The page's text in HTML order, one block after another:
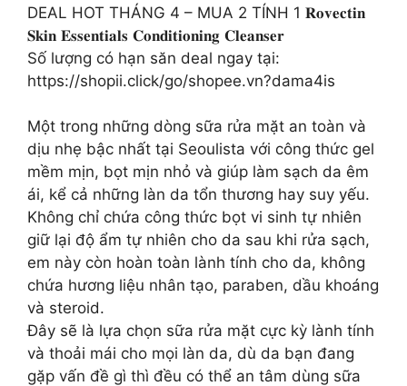
DEAL HOT THÁNG 4 – MUA 2 TÍNH 1 𝐑𝐨𝐯𝐞𝐜𝐭𝐢𝐧
𝐒𝐤𝐢𝐧 𝐄𝐬𝐬𝐞𝐧𝐭𝐢𝐚𝐥𝐬 𝐂𝐨𝐧𝐝𝐢𝐭𝐢𝐨𝐧𝐢𝐧𝐠 𝐂𝐥𝐞𝐚𝐧𝐬𝐞𝐫
Số lượng có hạn săn deal ngay tại:
https://shopii.click/go/shopee.vn?dama4is
Một trong những dòng sữa rửa mặt an toàn và
dịu nhẹ bậc nhất tại Seoulista với công thức gel
mềm mịn, bọt mịn nhỏ và giúp làm sạch da êm
ái, kể cả những làn da tổn thương hay suy yếu.
Không chỉ chứa công thức bọt vi sinh tự nhiên
giữ lại độ ẩm tự nhiên cho da sau khi rửa sạch,
em này còn hoàn toàn lành tính cho da, không
chứa hương liệu nhân tạo, paraben, dầu khoáng
và steroid.
Đây sẽ là lựa chọn sữa rửa mặt cực kỳ lành tính
và thoải mái cho mọi làn da, dù da bạn đang
gặp vấn đề gì thì đều có thể an tâm dùng sữa